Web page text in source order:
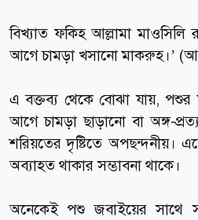
বিখ্যাত ফকিহ আল্লামা মাওসিলি
আগে চামড়া খসানো মাকরুহ।’
এ বক্তব্য থেকে বোঝা যায়, পশুর
আগে চামড়া ছাড়ানো বা অঙ্গ-
শরিয়তের দৃষ্টিতে অপছন্দনীয়।
অব্যাহত থাকার সম্ভাবনা থাকে।
অনেকেই পশু জবাইয়ের সাথে